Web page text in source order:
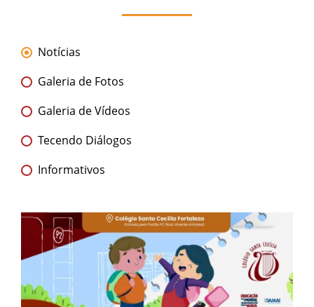
Notícias
Galeria de Fotos
Galeria de Vídeos
Tecendo Diálogos
Informativos